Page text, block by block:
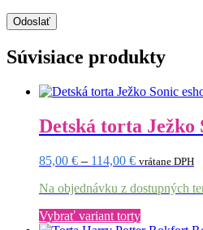
Súvisiace produkty
Detská torta Ježko
85,00 € – 114,00 €Price
85,00 €
114,00 €
vrátane DPH
Na objednávku z dostupných
Vybrať variant tortyTento